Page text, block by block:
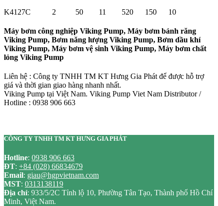
K4127C 2 50 11 520 150 10
Máy bơm công nghiệp Viking Pump, Máy bơm bánh răng
Viking Pump, Bơm năng lượng Viking Pump, Bơm dầu khí
Viking Pump, Máy bơm vệ sinh Viking Pump, Máy bơm chất
lỏng Viking Pump
Liên hệ : Công ty TNHH TM KT Hưng Gia Phát để được hỗ trợ
giá và thời gian giao hàng nhanh nhất.
Viking Pump tại Việt Nam. Viking Pump Viet Nam Distributor /
Hotline : 0938 906 663
CÔNG TY TNHH TM KT HƯNG GIA PHÁT
Hotline: 0938 906 663
ĐT: +84 (028) 66834679
Email: giau@hgpvietnam.com
MST: 0313138119
Địa chỉ: 933/5/2C Tỉnh lộ 10, Phường Tân Tạo, Thành phố Hồ Chí
Minh, Việt Nam.